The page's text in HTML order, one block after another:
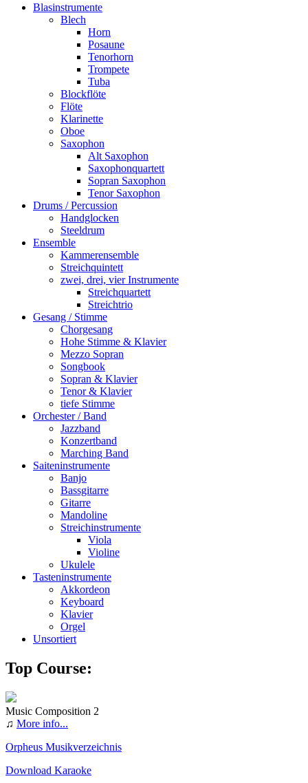
Blasinstrumente
Blech
Horn
Posaune
Tenorhorn
Trompete
Tuba
Blockflöte
Flöte
Klarinette
Oboe
Saxophon
Alt Saxophon
Saxophonquartett
Sopran Saxophon
Tenor Saxophon
Drums / Percussion
Handglocken
Steeldrum
Ensemble
Kammerensemble
Streichquintett
zwei, drei, vier Instrumente
Streichquartett
Streichtrio
Gesang / Stimme
Chorgesang
Hohe Stimme & Klavier
Mezzo Sopran
Songbook
Sopran & Klavier
Tenor & Klavier
tiefe Stimme
Orchester / Band
Jazzband
Konzertband
Marching Band
Saiteninstrumente
Banjo
Bassgitarre
Gitarre
Mandoline
Streichinstrumente
Viola
Violine
Ukulele
Tasteninstrumente
Akkordeon
Keyboard
Klavier
Orgel
Unsortiert
Top Course:
Music Composition 2
♫ More info...
Orpheus Musikverzeichnis
Download Karaoke